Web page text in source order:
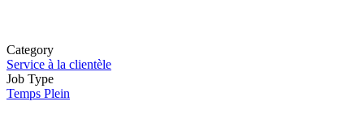
Category
Service à la clientèle
Job Type
Temps Plein